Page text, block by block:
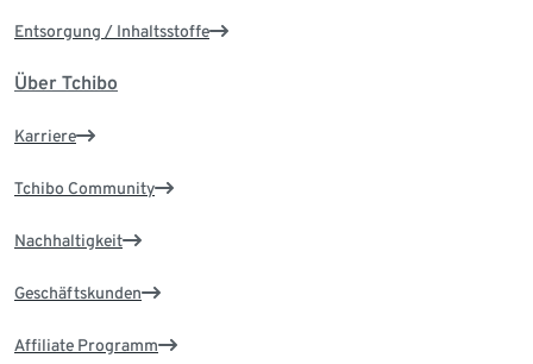
Entsorgung / Inhaltsstoffe
Über Tchibo
Karriere
Tchibo Community
Nachhaltigkeit
Geschäftskunden
Affiliate Programm